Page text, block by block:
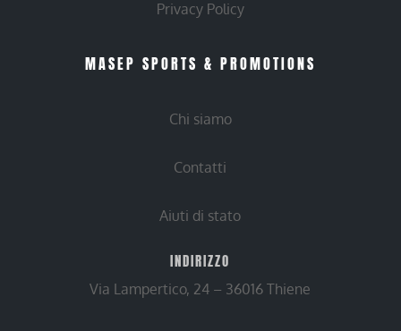
Privacy Policy
MASEP SPORTS & PROMOTIONS
Chi siamo
Contatti
Aiuti di stato
INDIRIZZO
Via Lampertico, 24 – 36016 Thiene